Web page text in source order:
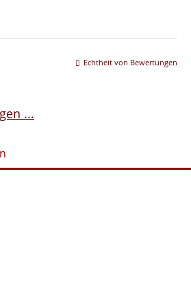
Echtheit von Bewertungen
...